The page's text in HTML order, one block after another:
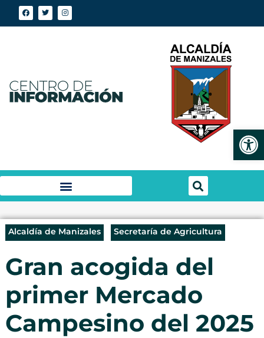
Alcaldía de Manizales Secretaría de Agricultura
Gran acogida del
primer Mercado
Campesino del 2025